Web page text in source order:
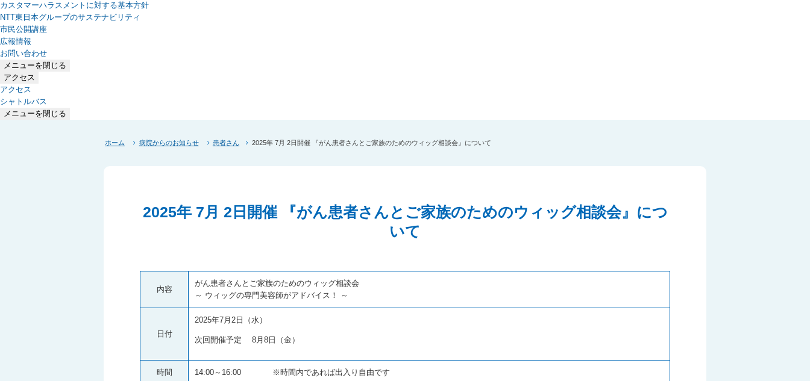
カスタマーハラスメントに対する基本方針
NTT東日本グループのサステナビリティ
（新しいタブで開きます）
市民公開講座
広報情報
お問い合わせ
メニューを閉じる
アクセス
アクセス
シャトルバス
メニューを閉じる
ホーム 病院からのお知らせ 患者さん 2025年 7月 2日開催 『がん患者さんとご家族のためのウィッグ相談会』について
2025年 7月 2日開催 『がん患者さんとご家族のためのウィッグ相談会』につ
いて
内容
がん患者さんとご家族のためのウィッグ相談会
～ ウィッグの専門美容師がアドバイス！ ～
日付
2025年7月2日（水）
次回開催予定 8月8日（金）
時間 14:00～16:00 ※時間内であれば出入り自由です